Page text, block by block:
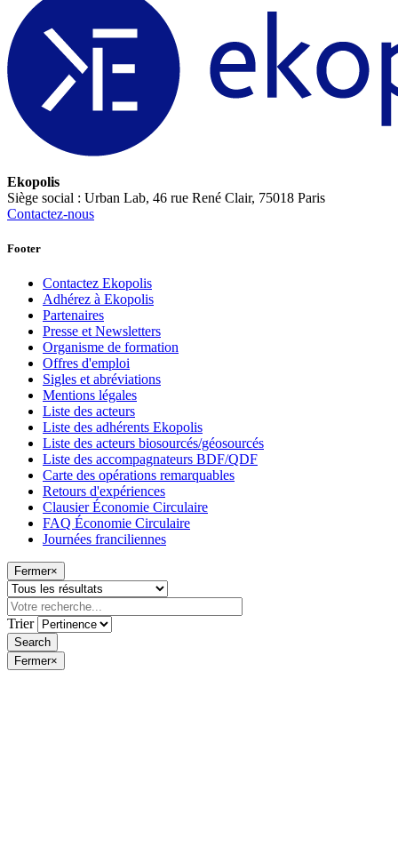
Ekopolis
Siège social : Urban Lab, 46 rue René Clair, 75018 Paris
Contactez-nous
Footer
Contactez Ekopolis
Adhérez à Ekopolis
Partenaires
Presse et Newsletters
Organisme de formation
Offres d'emploi
Sigles et abréviations
Mentions légales
Liste des acteurs
Liste des adhérents Ekopolis
Liste des acteurs biosourcés/géosourcés
Liste des accompagnateurs BDF/QDF
Carte des opérations remarquables
Retours d'expériences
Clausier Économie Circulaire
FAQ Économie Circulaire
Journées franciliennes
Fermer×
Trier
Fermer×